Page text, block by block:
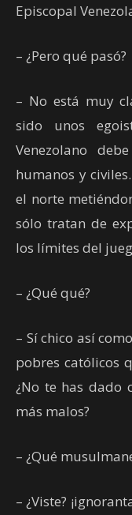
Episcopal
– ¿Pero qué pasó?
– No está muy
sido unos
Venezolano
humanos y
el norte
sólo tratan de
los límites del
– ¿Qué qué?
– Sí chico así
pobres católicos
¿No te has dado
más malos?
– ¿Qué
– ¿Viste?